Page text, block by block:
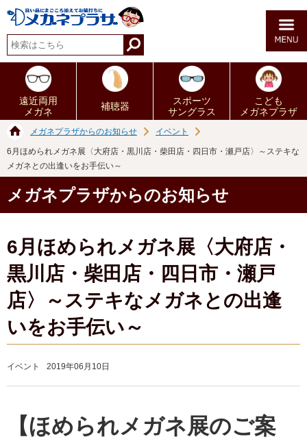
遠近両用
メガネ
補聴器
スポーツ
サングラス
こども
メガネプラザ
メガネプラザからのお知らせ イベント
6月ほめられメガネ展〈大府店・黒川店・柴田店・四日市・瀬戸店〉～ステキな
メガネとの出逢いをお手伝い～
メガネプラザからのお知らせ
6月ほめられメガネ展〈大府店・
黒川店・柴田店・四日市・瀬戸
店〉～ステキなメガネとの出逢
いをお手伝い～
イベント 2019年06月10日
【ほめられメガネ展のご案